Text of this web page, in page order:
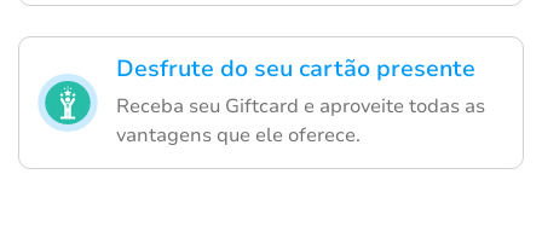
Desfrute do seu cartão presente
Receba seu Giftcard e aproveite todas as
vantagens que ele oferece.